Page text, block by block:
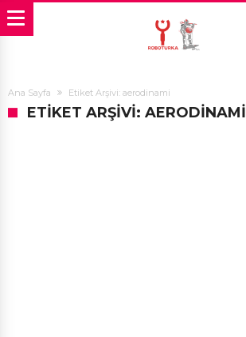
Ana Sayfa Etiket Arşivi: aerodinami
ETIKET ARŞIVI: AERODINAMI